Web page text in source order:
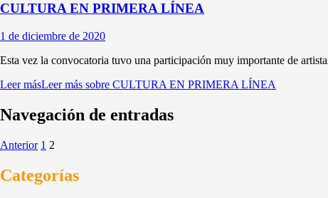
CULTURA EN PRIMERA LÍNEA
1 de diciembre de 2020
Esta vez la convocatoria tuvo una participación muy importante de
Leer másLeer más sobre CULTURA EN PRIMERA LÍNEA
Navegación de entradas
Anterior 1 2
Categorías